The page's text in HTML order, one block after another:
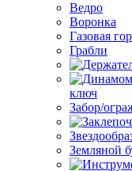
Ведро
Воронка
Газовая
Грабли
ключ
Забор/
Земляной